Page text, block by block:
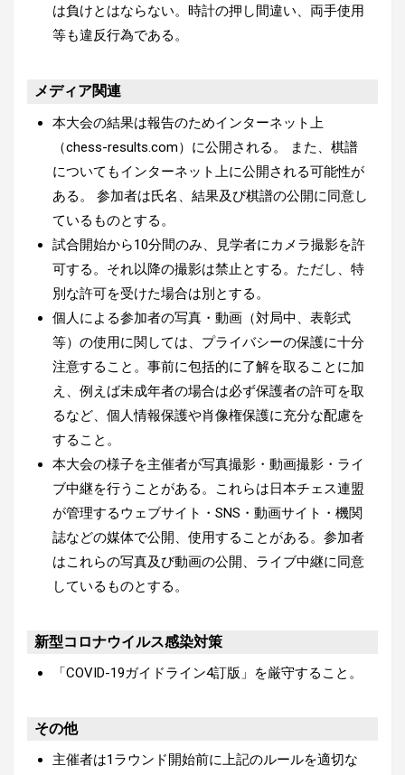
は負けとはならない。時計の押し間違い、両手使用
等も違反行為である。
メディア関連
本大会の結果は報告のためインターネット上
（chess-results.com）に公開される。 また、棋譜
についてもインターネット上に公開される可能性が
ある。 参加者は氏名、結果及び棋譜の公開に同意し
ているものとする。
試合開始から10分間のみ、見学者にカメラ撮影を許
可する。それ以降の撮影は禁止とする。ただし、特
別な許可を受けた場合は別とする。
個人による参加者の写真・動画（対局中、表彰式
等）の使用に関しては、プライバシーの保護に十分
注意すること。事前に包括的に了解を取ることに加
え、例えば未成年者の場合は必ず保護者の許可を取
るなど、個人情報保護や肖像権保護に充分な配慮を
すること。
本大会の様子を主催者が写真撮影・動画撮影・ライ
ブ中継を行うことがある。これらは日本チェス連盟
が管理するウェブサイト・SNS・動画サイト・機関
誌などの媒体で公開、使用することがある。参加者
はこれらの写真及び動画の公開、ライブ中継に同意
しているものとする。
新型コロナウイルス感染対策
「COVID-19ガイドライン4訂版 」を厳守すること。
その他
主催者は1ラウンド開始前に上記のルールを適切な